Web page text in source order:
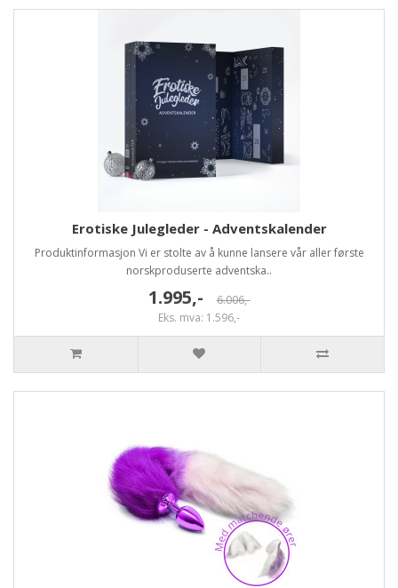
Erotiske Julegleder - Adventskalender
Produktinformasjon Vi er stolte av å kunne lansere vår aller første
norskproduserte adventska..
1.995,-
6.006,-
Eks. mva: 1.596,-